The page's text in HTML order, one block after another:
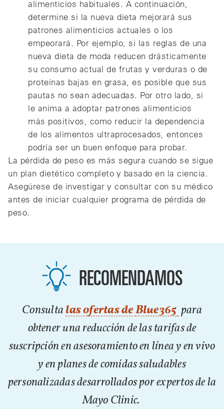
alimenticios habituales. A continuación,
determine si la nueva dieta mejorará sus
patrones alimenticios actuales o los
empeorará. Por ejemplo, si las reglas de una
nueva dieta de moda reducen drásticamente
su consumo actual de frutas y verduras o de
proteínas bajas en grasa, es posible que sus
pautas no sean adecuadas. Por otro lado, si
le anima a adoptar patrones alimenticios
más positivos, como reducir la dependencia
de los alimentos ultraprocesados, entonces
podría ser un buen enfoque para probar.
La pérdida de peso es más segura cuando se sigue
un plan dietético completo y basado en la ciencia.
Asegúrese de investigar y consultar con su médico
antes de iniciar cualquier programa de pérdida de
peso.
RECOMENDAMOS
Consulta las ofertas de Blue365 para
obtener una reducción de las tarifas de
suscripción en asesoramiento en línea y en vivo
y en planes de comidas saludables
personalizadas desarrollados por expertos de la
Mayo Clinic.